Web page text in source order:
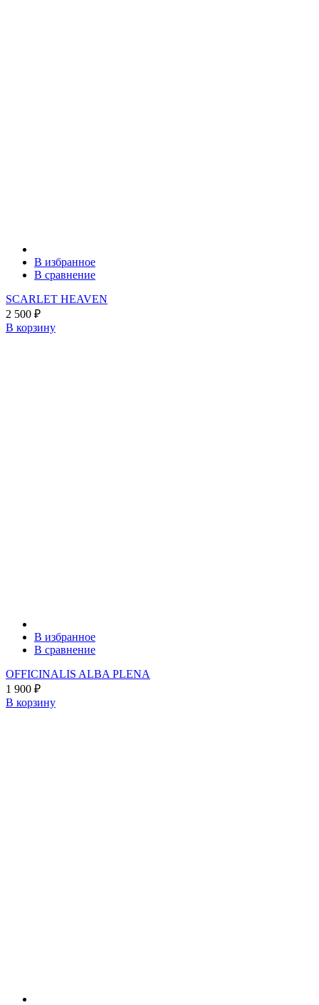
В избранное
В сравнение
SCARLET HEAVEN
2 500 ₽
В корзину
В избранное
В сравнение
OFFICINALIS ALBA PLENA
1 900 ₽
В корзину